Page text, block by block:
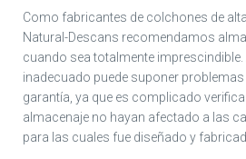
Como fabricantes de colchones de
Natural-Descans recomendamos
cuando sea totalmente
inadecuado puede suponer
garantía, ya que es complicado
almacenaje no hayan afectado a las
para las cuales fue diseñado y